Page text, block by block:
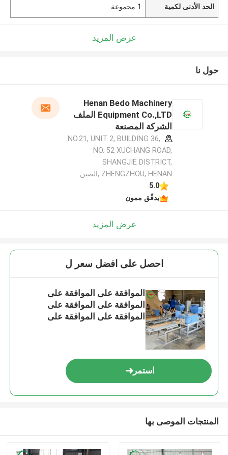
الحد الأدنى لكمية 1 مجموعة
عرض المزيد
حول نا
Henan Bedo Machinery
Equipment Co.,LTD الملف
الشركة المصنعة
NO.21, UNIT 2, BUILDING 36,
NO. 52 XUCHANG ROAD,
SHANGJIE DISTRICT,
ZHENGZHOU, HENAN ,الصين
5.0
يدقّق ممون
عرض المزيد
احصل على افضل سعر ل
الموافقة على الموافقة على
الموافقة على الموافقة على
الموافقة على الموافقة على
استمر
المنتجات الموصى بها